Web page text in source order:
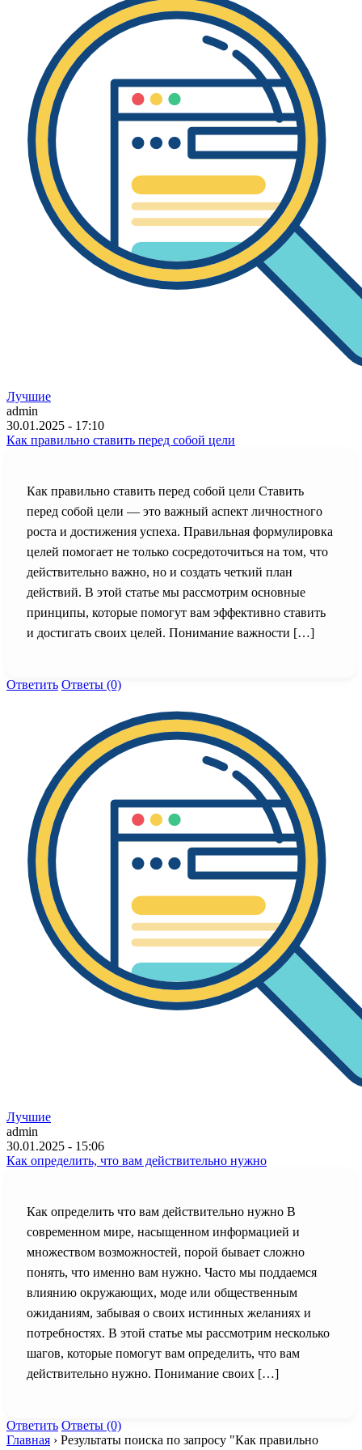
Лучшие
admin
30.01.2025 - 17:10
Как правильно ставить перед собой цели
Как правильно ставить перед собой цели Ставить
перед собой цели — это важный аспект личностного
роста и достижения успеха. Правильная формулировка
целей помогает не только сосредоточиться на том, что
действительно важно, но и создать четкий план
действий. В этой статье мы рассмотрим основные
принципы, которые помогут вам эффективно ставить
и достигать своих целей. Понимание важности […]
Ответить Ответы (0)
Лучшие
admin
30.01.2025 - 15:06
Как определить, что вам действительно нужно
Как определить что вам действительно нужно В
современном мире, насыщенном информацией и
множеством возможностей, порой бывает сложно
понять, что именно вам нужно. Часто мы поддаемся
влиянию окружающих, моде или общественным
ожиданиям, забывая о своих истинных желаниях и
потребностях. В этой статье мы рассмотрим несколько
шагов, которые помогут вам определить, что вам
действительно нужно. Понимание своих […]
Ответить Ответы (0)
Главная › Результаты поиска по запросу "Как правильно